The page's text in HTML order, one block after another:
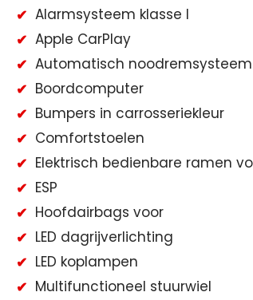
Alarmsysteem klasse I
Apple CarPlay
Automatisch noodremsysteem
Boordcomputer
Bumpers in carrosseriekleur
Comfortstoelen
Elektrisch bedienbare ramen
ESP
Hoofdairbags voor
LED dagrijverlichting
LED koplampen
Multifunctioneel stuurwiel